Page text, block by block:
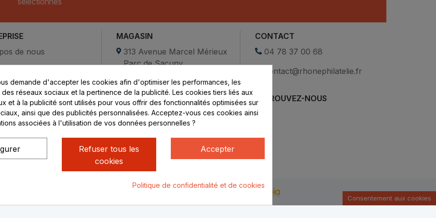
de nous
nous
MAGASIN
313 Avenue Marcel Mérieux
Parc de Sacuny
Lundi au vendredi :
8h - 16h
uniquement sur Rendez-
vous
CONTACT
04 78 37 00 68
contact@rhonephilatelie.fr
RETROUVEZ-NOUS
© Rhone Philatelie 2021
demande d'accepter les cookies afin d'optimiser les performances, les
réseaux sociaux et la pertinence de la publicité. Les cookies tiers liés aux
et à la publicité sont utilisés pour vous offrir des fonctionnalités optimisées sur
ainsi que des publicités personnalisées. Acceptez-vous ces cookies ainsi
associées à l'utilisation de vos données personnelles ?
Accepter
Refuser tous les
cookies
Politique de confidentialité et de cookies
Consentement aux cookies